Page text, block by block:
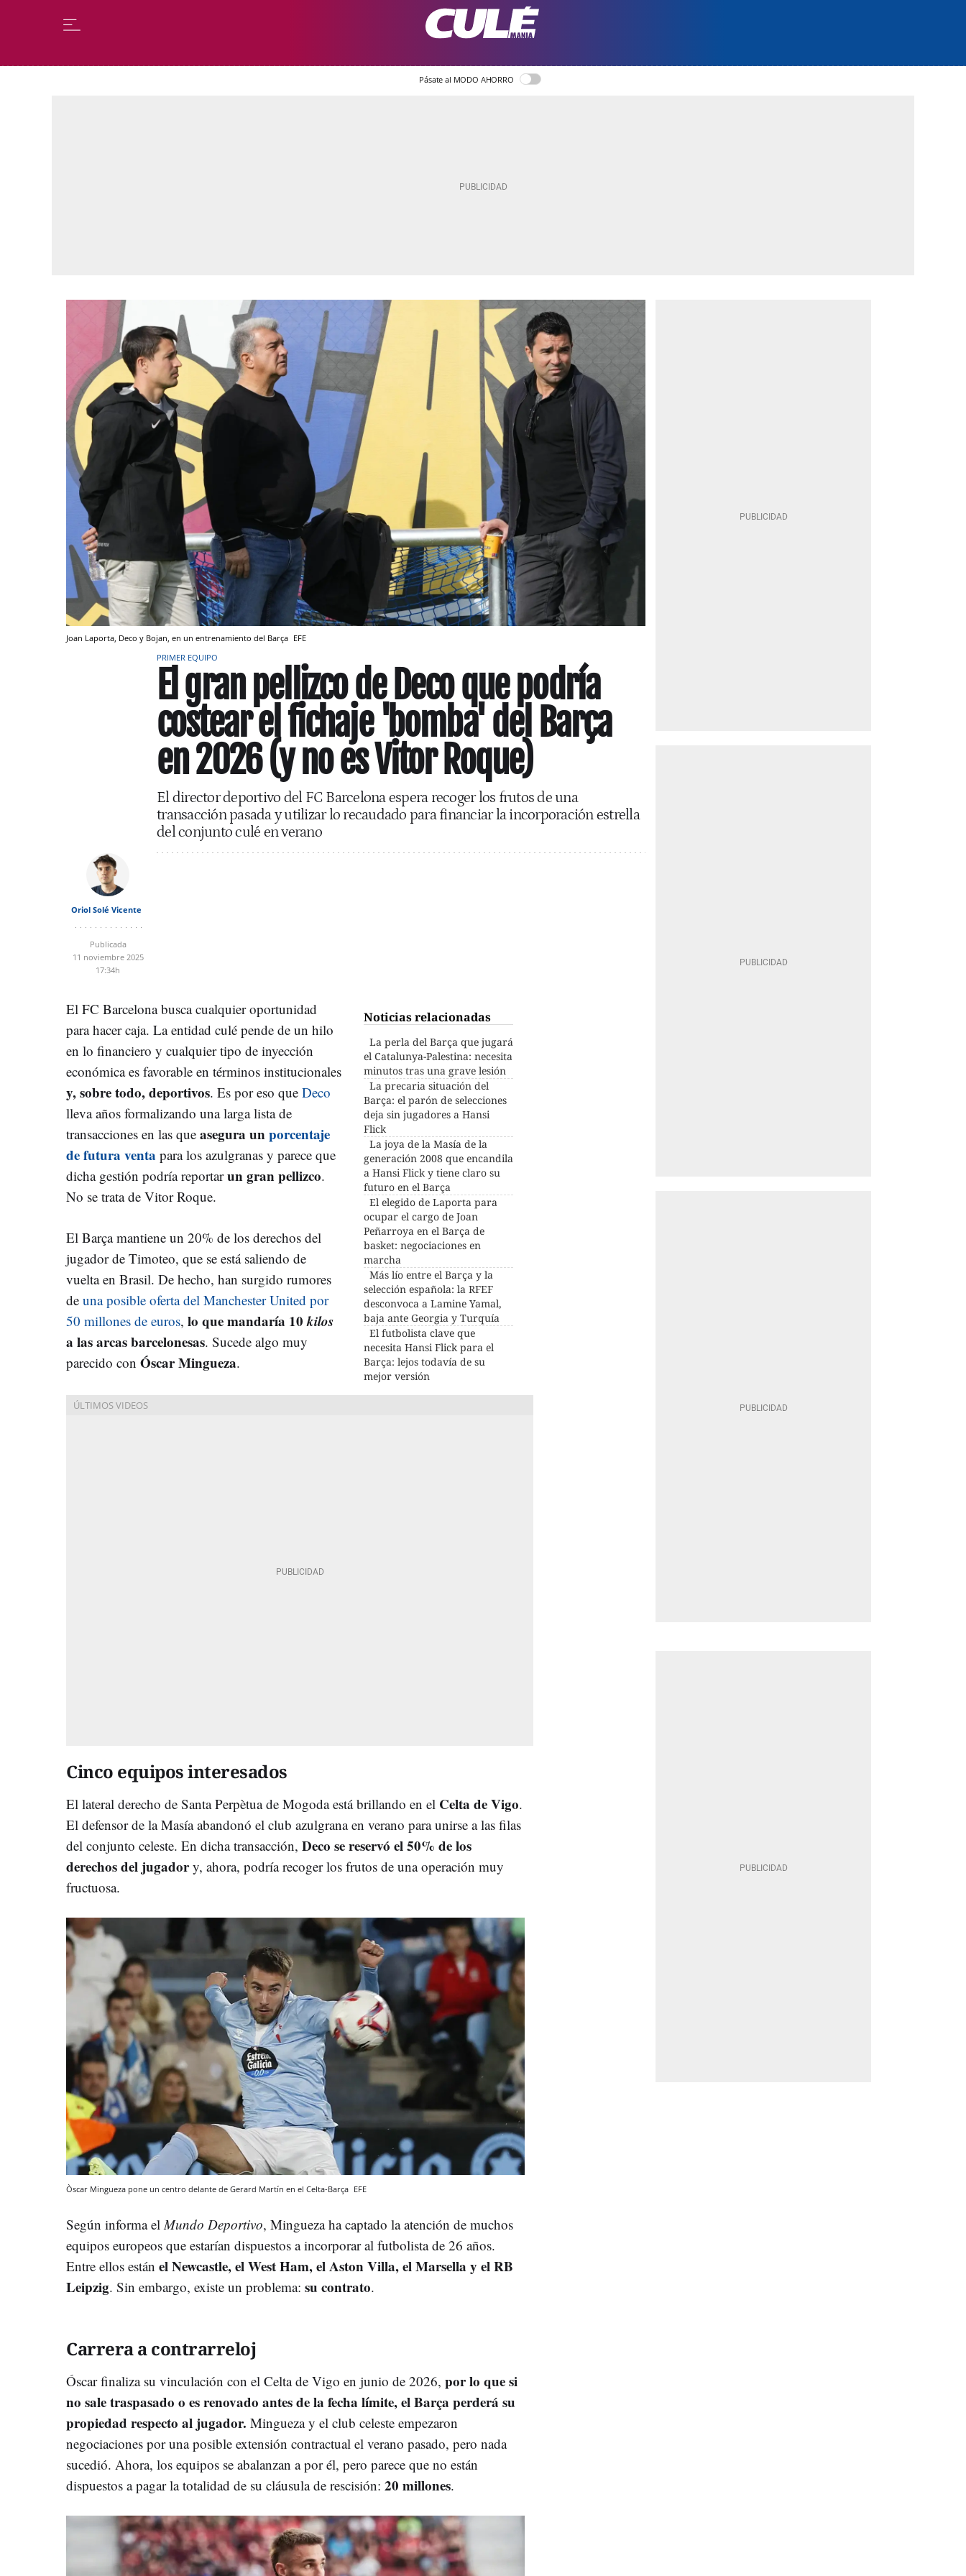
Pásate al MODO AHORRO
Joan Laporta, Deco y Bojan, en un entrenamiento del Barça EFE
PRIMER EQUIPO
El gran pellizco de Deco que podría
costear el fichaje 'bomba' del Barça
en 2026 (y no es Vitor Roque)
El director deportivo del FC Barcelona espera recoger los frutos de una
transacción pasada y utilizar lo recaudado para financiar la incorporación estrella
del conjunto culé en verano
Oriol Solé Vicente
Publicada
11 noviembre 2025
17:34h
Noticias relacionadas
La perla del Barça que jugará
el Catalunya-Palestina: necesita
minutos tras una grave lesión
La precaria situación del
Barça: el parón de selecciones
deja sin jugadores a Hansi
Flick
La joya de la Masía de la
generación 2008 que encandila
a Hansi Flick y tiene claro su
futuro en el Barça
El elegido de Laporta para
ocupar el cargo de Joan
Peñarroya en el Barça de
basket: negociaciones en
marcha
Más lío entre el Barça y la
selección española: la RFEF
desconvoca a Lamine Yamal,
baja ante Georgia y Turquía
El futbolista clave que
necesita Hansi Flick para el
Barça: lejos todavía de su
mejor versión
El FC Barcelona busca cualquier oportunidad
para hacer caja. La entidad culé pende de un hilo
en lo financiero y cualquier tipo de inyección
económica es favorable en términos institucionales
y, sobre todo, deportivos. Es por eso que Deco
lleva años formalizando una larga lista de
transacciones en las que asegura unporcentaje
de futura venta para los azulgranas y parece que
dicha gestión podría reportarun gran pellizco.
No se trata de Vitor Roque.
El Barça mantiene un 20% de los derechos del
jugador de Timoteo, que se está saliendo de
vuelta en Brasil. De hecho, han surgido rumores
de una posible oferta del Manchester United por
50 millones de euros, lo que mandaría 10kilos
a las arcas barcelonesas. Sucede algo muy
parecido con Óscar Mingueza.
Cinco equipos interesados
El lateral derecho de Santa Perpètua de Mogoda está brillando en el Celta de Vigo.
El defensor de la Masía abandonó el club azulgrana en verano para unirse a las filas
del conjunto celeste. En dicha transacción, Deco se reservó el 50% de los
derechos del jugadory, ahora, podría recoger los frutos de una operación muy
fructuosa.
Òscar Mingueza pone un centro delante de Gerard Martín en el Celta-Barça EFE
Según informa elMundo Deportivo, Mingueza ha captado la atención de muchos
equipos europeos que estarían dispuestos a incorporar al futbolista de 26 años.
Entre ellos están el Newcastle, el West Ham, el Aston Villa, el Marsella y el RB
Leipzig. Sin embargo, existe un problema: su contrato.
Carrera a contrarreloj
Óscar finaliza su vinculación con el Celta de Vigo en junio de 2026, por lo que si
no sale traspasado o es renovado antes de la fecha límite, el Barça perderá su
propiedad respecto al jugador. Mingueza y el club celeste empezaron
negociaciones por una posible extensión contractual el verano pasado, pero nada
sucedió. Ahora, los equipos se abalanzan a por él, pero parece que no están
dispuestos a pagar la totalidad de su cláusula de rescisión: 20 millones.